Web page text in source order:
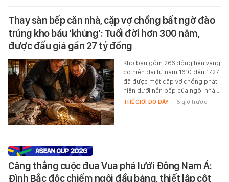
Thay sàn bếp căn nhà, cặp vợ chồng bất ngờ đào
trúng kho báu 'khủng': Tuổi đời hơn 300 năm,
được đấu giá gần 27 tỷ đồng
Kho báu gồm 266 đồng tiền vàng
có niên đại từ năm 1610 đến 1727
đã được một cặp vợ chồng phát
hiện dưới nền bếp của ngôi nhà…
THẾ GIỚI ĐÓ ĐÂY - 5 giờ trước
Căng thẳng cuộc đua Vua phá lưới Đông Nam Á:
Đình Bắc độc chiếm ngôi đầu bảng, thiết lập cột